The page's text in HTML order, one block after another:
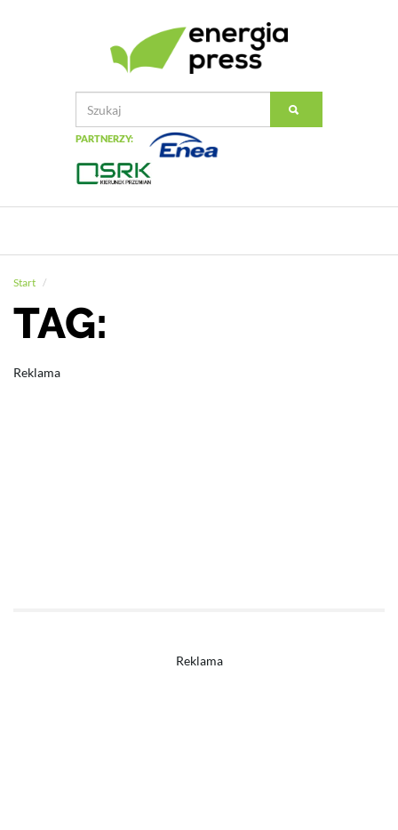
PARTNERZY:
Start
TAG:
Reklama
Reklama